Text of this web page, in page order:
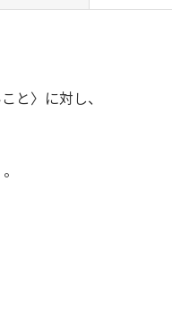
と〉に対し、